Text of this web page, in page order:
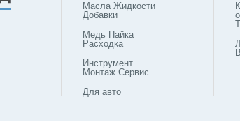
Масла Жидкости
Добавки
Медь Пайка
Расходка
Инструмент
Монтаж Сервис
Для авто